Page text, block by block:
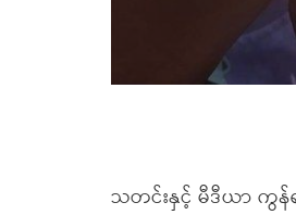
သတင်းနှင့် မီဒီယာ ကွန်